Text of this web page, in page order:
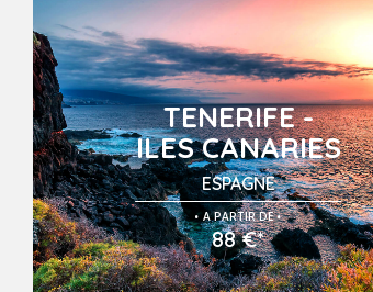
TENERIFE -
ILES CANARIES
ESPAGNE
. A PARTIR DE .
88 €*